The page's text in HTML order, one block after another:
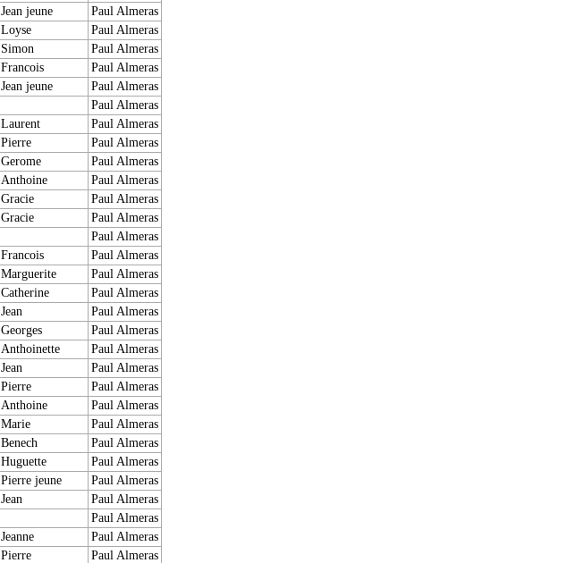
Jean jeune
Paul Almeras
Loyse
Paul Almeras
Simon
Paul Almeras
Francois
Paul Almeras
Jean jeune
Paul Almeras
Paul Almeras
Laurent
Paul Almeras
Pierre
Paul Almeras
Gerome
Paul Almeras
Anthoine
Paul Almeras
Gracie
Paul Almeras
Gracie
Paul Almeras
Paul Almeras
Francois
Paul Almeras
Marguerite
Paul Almeras
Catherine
Paul Almeras
Jean
Paul Almeras
Georges
Paul Almeras
Anthoinette
Paul Almeras
Jean
Paul Almeras
Pierre
Paul Almeras
Anthoine
Paul Almeras
Marie
Paul Almeras
Benech
Paul Almeras
Huguette
Paul Almeras
Pierre jeune
Paul Almeras
Jean
Paul Almeras
Paul Almeras
Jeanne
Paul Almeras
Pierre
Paul Almeras